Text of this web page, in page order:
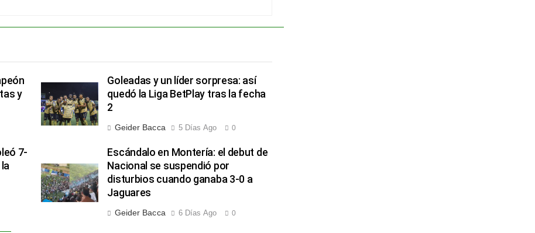
y
Goleadas y un líder sorpresa: así
quedó la Liga BetPlay tras la fecha
2
Geider Bacca 5 Días Ago 0
7-
Escándalo en Montería: el debut de
Nacional se suspendió por
disturbios cuando ganaba 3-0 a
Jaguares
Geider Bacca 6 Días Ago 0